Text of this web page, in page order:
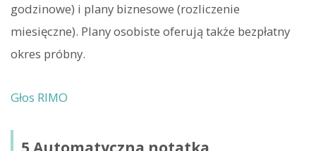
godzinowe) i plany biznesowe (rozliczenie
miesięczne). Plany osobiste oferują także bezpłatny
okres próbny.
Głos RIMO